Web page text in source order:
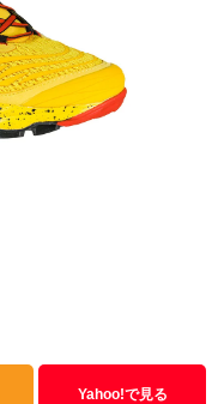
Yahoo!で見る